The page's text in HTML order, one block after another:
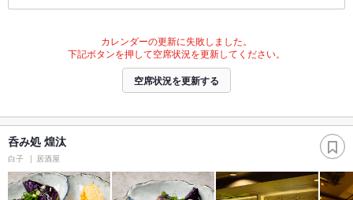
カレンダーの更新に失敗しました。
下記ボタンを押して空席状況を更新してください。
空席状況を更新する
呑み処 煌汰
白子 居酒屋